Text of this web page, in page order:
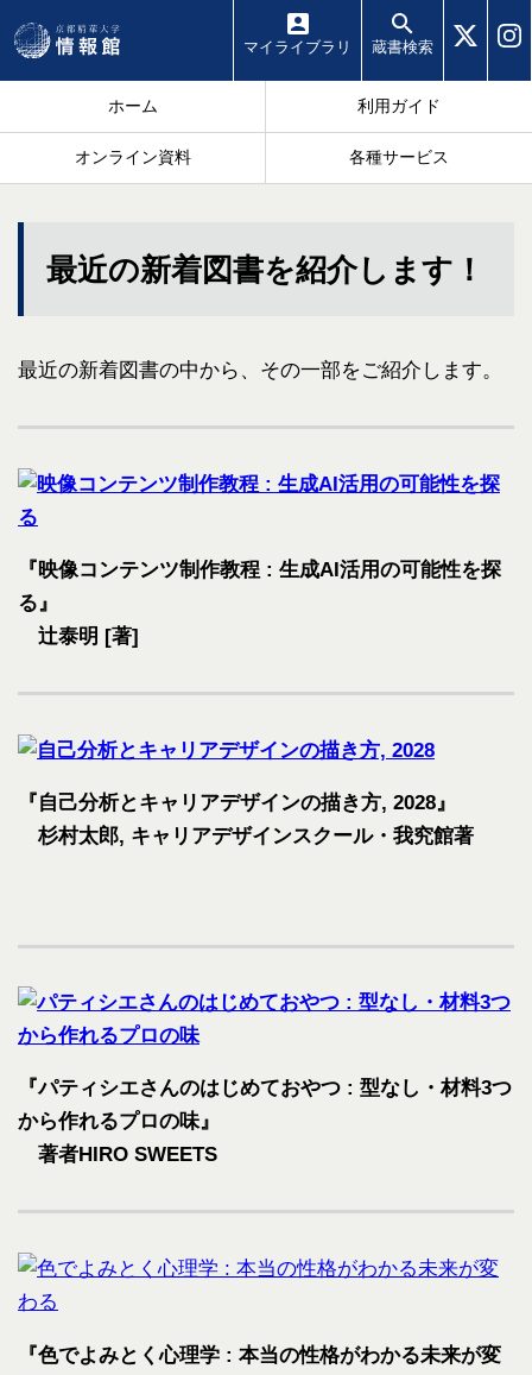
マイ ライブラリ 蔵書検索
ホーム 利用ガイド
オンライン資料 各種サービス
最近の新着図書を紹介します！
最近の新着図書の中から、その一部をご紹介します。
『映像コンテンツ制作教程 : 生成AI活用の可能性を探
る』
辻泰明 [著]
『自己分析とキャリアデザインの描き方, 2028』
杉村太郎, キャリアデザインスクール・我究館著
『パティシエさんのはじめておやつ : 型なし・材料3つ
から作れるプロの味』
著者HIRO SWEETS
『色でよみとく心理学 : 本当の性格がわかる未来が変